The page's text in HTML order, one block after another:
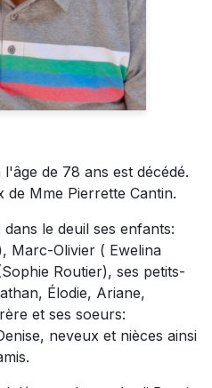
de 78 ans est décédé.
Mme Pierrette Cantin.
le deuil ses enfants:
Marc-Olivier ( Ewelina
Routier), ses petits-
Élodie, Ariane,
et ses soeurs:
neveux et nièces ainsi